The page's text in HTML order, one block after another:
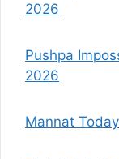
2026
Pushpa
2026
Mannat